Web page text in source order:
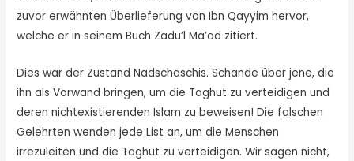
zuvor erwähnten Überlieferung von Ibn Qayyim hervor,
welche er in seinem Buch Zadu’l Ma’ad zitiert.
Dies war der Zustand Nadschaschis. Schande über jene, die
ihn als Vorwand bringen, um die Taghut zu verteidigen und
deren nichtexistierenden Islam zu beweisen! Die falschen
Gelehrten wenden jede List an, um die Menschen
irrezuleiten und die Taghut zu verteidigen. Wir sagen nicht,